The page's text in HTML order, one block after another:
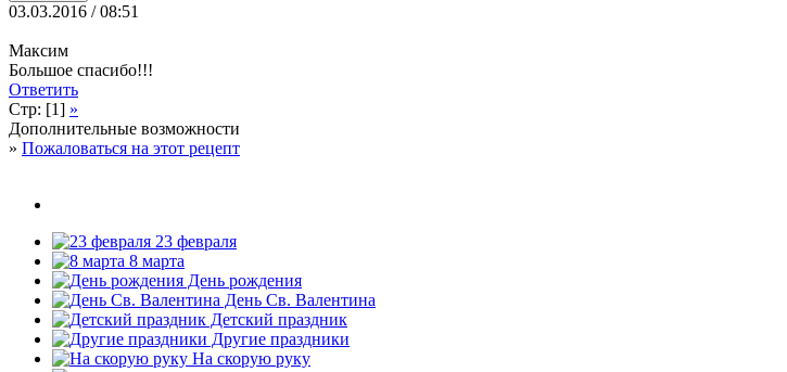
03.03.2016 / 08:51
Максим
Большое спасибо!!!
Ответить
Стр: [1] »
Дополнительные возможности
» Пожаловаться на этот рецепт
23 февраля
8 марта
День рождения
День Св. Валентина
Детский праздник
Другие праздники
На скорую руку